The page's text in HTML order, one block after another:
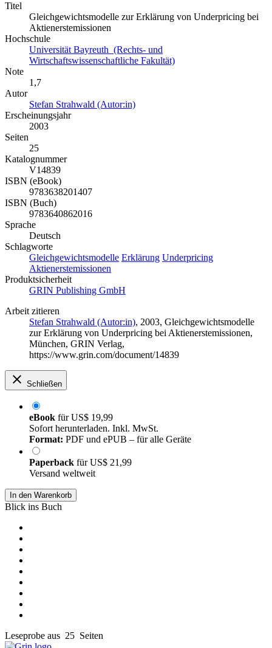
Titel
Gleichgewichtsmodelle zur Erklärung von Underpricing bei
Aktienerstemissionen
Hochschule
Universität Bayreuth (Rechts- und
Wirtschaftswissenschaftliche Fakultät)
Note
1,7
Autor
Stefan Strahwald (Autor:in)
Erscheinungsjahr
2003
Seiten
25
Katalognummer
V14839
ISBN (eBook)
9783638201407
ISBN (Buch)
9783640862016
Sprache
Deutsch
Schlagworte
Gleichgewichtsmodelle Erklärung Underpricing
Aktienerstemissionen
Produktsicherheit
GRIN Publishing GmbH
Arbeit zitieren
Stefan Strahwald (Autor:in), 2003, Gleichgewichtsmodelle
zur Erklärung von Underpricing bei Aktienerstemissionen,
München, GRIN Verlag,
https://www.grin.com/document/14839
Schließen
eBook fürUS$ 19,99
Sofort herunterladen. Inkl. MwSt.
Format: PDF und ePUB – für alle Geräte
Paperback fürUS$ 21,99
Versand weltweit
In den Warenkorb
Blick ins Buch
Leseprobe aus 25 Seiten